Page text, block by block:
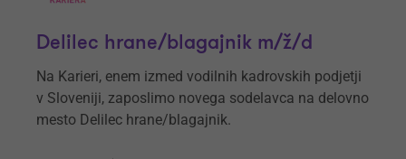
Delilec hrane/blagajnik m/ž/d
Na Karieri, enem izmed vodilnih kadrovskih podjetji
v Sloveniji, zaposlimo novega sodelavca na delovno
mesto Delilec hrane/blagajnik.